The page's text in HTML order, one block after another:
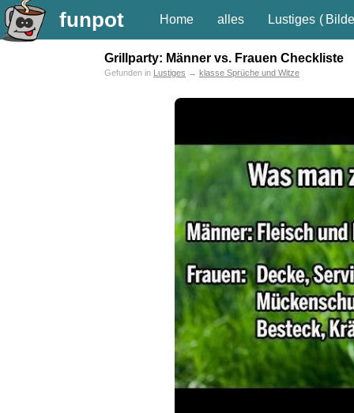
funpot Home alles Lustiges (
Grillparty: Männer vs. Frauen Checkliste
Gefunden in Lustiges → klasse Sprüche und Witze